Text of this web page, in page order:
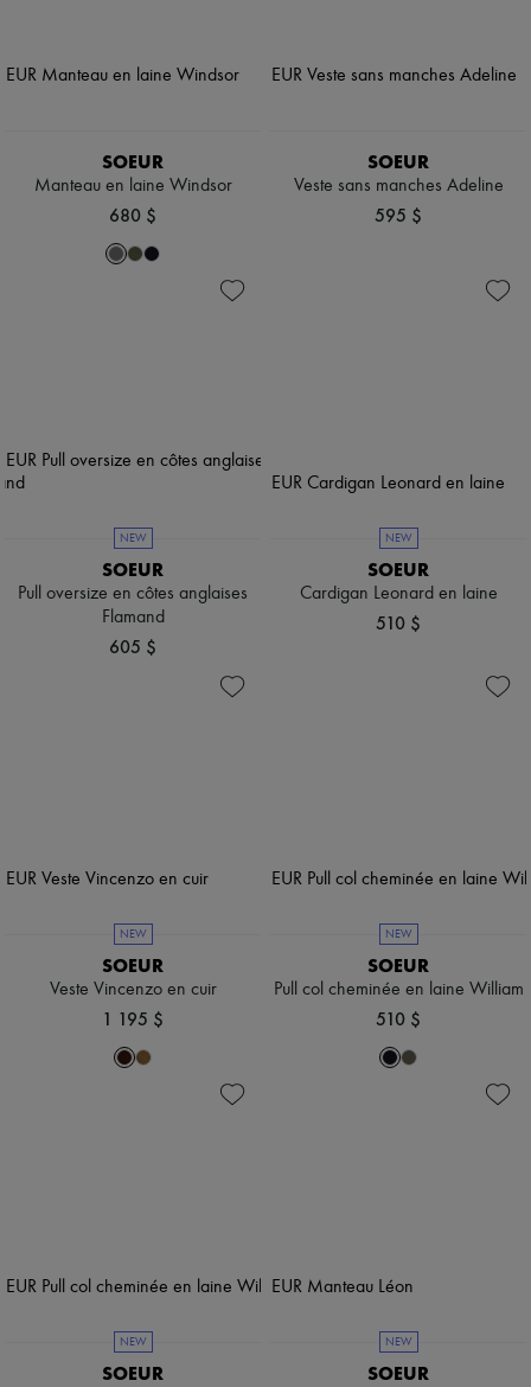
SOEUR
Manteau en laine Windsor
680 $
SOEUR
Veste sans manches Adeline
595 $
NEW
SOEUR
Pull oversize en côtes anglaises
Flamand
605 $
NEW
SOEUR
Cardigan Leonard en laine
510 $
NEW
SOEUR
Veste Vincenzo en cuir
1 195 $
NEW
SOEUR
Pull col cheminée en laine William
510 $
NEW
SOEUR
NEW
SOEUR